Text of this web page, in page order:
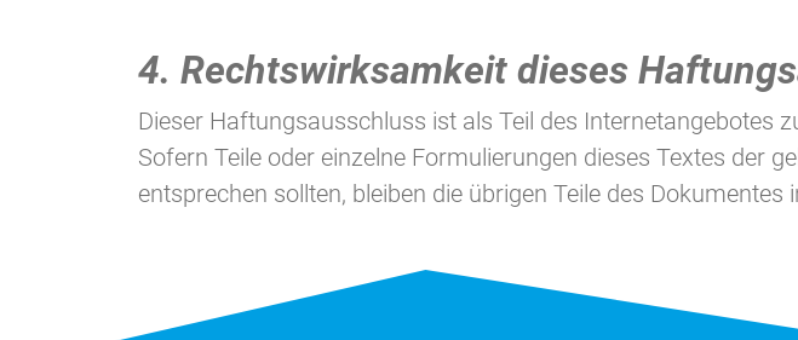
4. Rechtswirksamkeit dieses
Dieser Haftungsausschluss ist als Teil des Internetangebotes
Sofern Teile oder einzelne Formulierungen dieses Textes der
entsprechen sollten, bleiben die übrigen Teile des